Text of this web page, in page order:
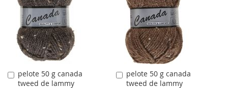
LISTE
D'ACHATS
LISTE
D'ACHATS
pelote 50 g canada
tweed de lammy
Ajouter
au
pelote 50 g canada
tweed de lammy
Ajouter
au